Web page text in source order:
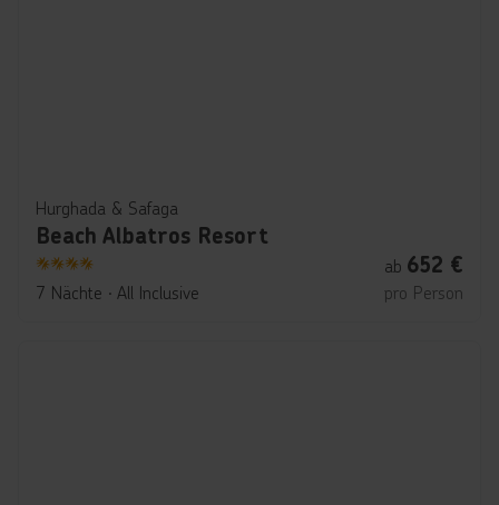
Hurghada & Safaga
Beach Albatros Resort
4
7 Nächte ∙ All Inclusive
ab 652 €
pro Person